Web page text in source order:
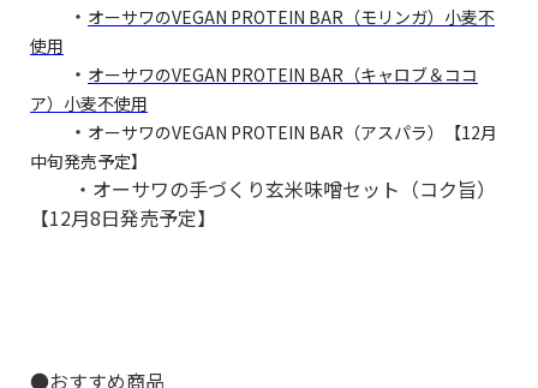
・ オーサワのVEGAN PROTEIN BAR（モリンガ）小麦不
使用
・ オーサワのVEGAN PROTEIN BAR（キャロブ＆ココ
ア）小麦不使用
・ オーサワのVEGAN PROTEIN BAR（アスパラ）【12月
中旬発売予定】
・ オーサワの手づくり玄米味噌セット（コク旨）
【12月8日発売予定】
●おすすめ商品